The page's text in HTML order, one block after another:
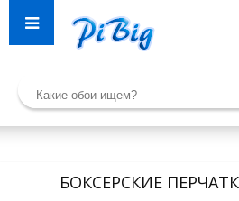
БОКСЕРСКИЕ